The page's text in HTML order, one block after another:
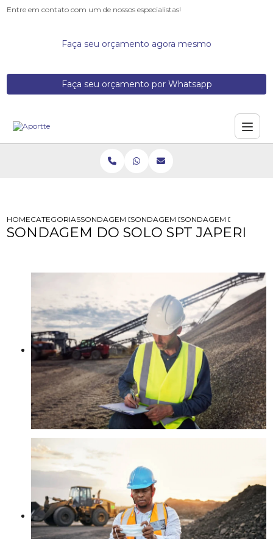
Entre em contato com um de nossos especialistas!
Faça seu orçamento agora mesmo
Faça seu orçamento por Whatsapp
HOMECATEGORIASSONDAGEM DE SOLOSSONDAGEM DE SOLO PARA
SONDAGEM DO SOLO
SONDAGEM DO SOLO SPT JAPERI